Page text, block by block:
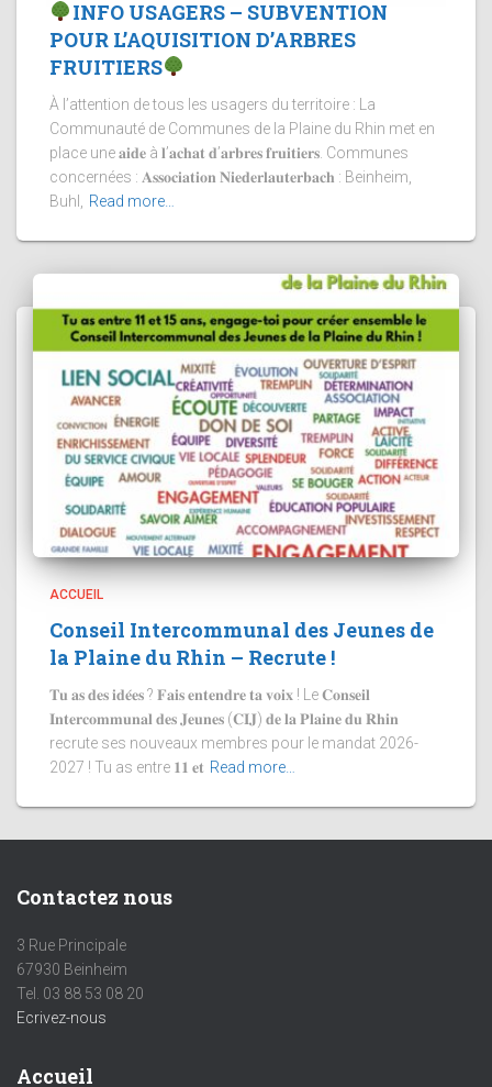
INFO USAGERS – SUBVENTION
POUR L’AQUISITION D’ARBRES
FRUITIERS
À l’attention de tous les usagers du territoire : La
Communauté de Communes de la Plaine du Rhin met en
place une 𝐚𝐢𝐝𝐞 à 𝐥’𝐚𝐜𝐡𝐚𝐭 𝐝’𝐚𝐫𝐛𝐫𝐞𝐬 𝐟𝐫𝐮𝐢𝐭𝐢𝐞𝐫𝐬. Communes
concernées : 𝐀𝐬𝐬𝐨𝐜𝐢𝐚𝐭𝐢𝐨𝐧 𝐍𝐢𝐞𝐝𝐞𝐫𝐥𝐚𝐮𝐭𝐞𝐫𝐛𝐚𝐜𝐡 : Beinheim,
Buhl,
Read more…
ACCUEIL
Conseil Intercommunal des Jeunes de
la Plaine du Rhin – Recrute !
𝐓𝐮 𝐚𝐬 𝐝𝐞𝐬 𝐢𝐝𝐞́𝐞𝐬 ? 𝐅𝐚𝐢𝐬 𝐞𝐧𝐭𝐞𝐧𝐝𝐫𝐞 𝐭𝐚 𝐯𝐨𝐢𝐱 ! Le 𝐂𝐨𝐧𝐬𝐞𝐢𝐥
𝐈𝐧𝐭𝐞𝐫𝐜𝐨𝐦𝐦𝐮𝐧𝐚𝐥 𝐝𝐞𝐬 𝐉𝐞𝐮𝐧𝐞𝐬 (𝐂𝐈𝐉) 𝐝𝐞 𝐥𝐚 𝐏𝐥𝐚𝐢𝐧𝐞 𝐝𝐮 𝐑𝐡𝐢𝐧
recrute ses nouveaux membres pour le mandat 2026-
2027 ! Tu as entre 𝟏𝟏 𝐞𝐭 Read more…
Contactez nous
3 Rue Principale
67930 Beinheim
Tel. 03 88 53 08 20
Ecrivez-nous
Accueil